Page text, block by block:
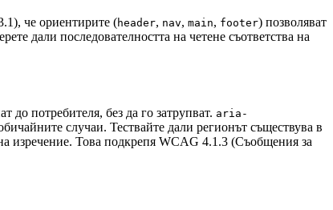
че ориентирите (header, nav, main, footer) позволяват
дали последователността на четене съответства на
потребителя, без да го затрупват. aria-
случаи. Тествайте дали регионът съществува в
изречение. Това подкрепя WCAG 4.1.3 (Съобщения за